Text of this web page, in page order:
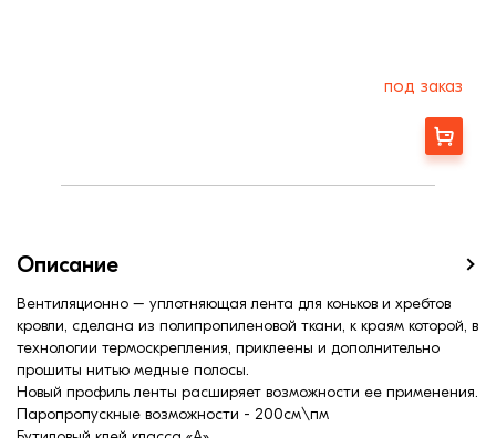
под заказ
Заказать
Описание
Вентиляционно – уплотняющая лента для коньков и хребтов
кровли, сделана из полипропиленовой ткани, к краям которой, в
технологии термоскрепления, приклеены и дополнительно
прошиты нитью медные полосы.
Новый профиль ленты расширяет возможности ее применения.
Паропропускные возможности - 200см\пм